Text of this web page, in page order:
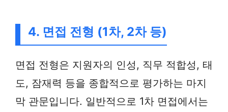
4. 면접 전형 (1차, 2차 등)
면접 전형은 지원자의 인성, 직무 적합성, 태
도, 잠재력 등을 종합적으로 평가하는 마지
막 관문입니다. 일반적으로 1차 면접에서는